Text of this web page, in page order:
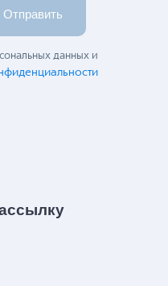
Отправить
данных и